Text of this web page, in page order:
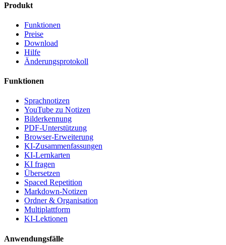
Produkt
Funktionen
Preise
Download
Hilfe
Änderungsprotokoll
Funktionen
Sprachnotizen
YouTube zu Notizen
Bilderkennung
PDF-Unterstützung
Browser-Erweiterung
KI-Zusammenfassungen
KI-Lernkarten
KI fragen
Übersetzen
Spaced Repetition
Markdown-Notizen
Ordner & Organisation
Multiplattform
KI-Lektionen
Anwendungsfälle